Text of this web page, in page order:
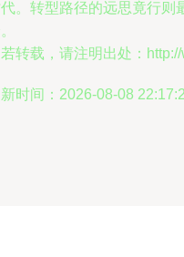
。转型路径的远思竟行则
转载，请注明出处：
时间：2026-08-08